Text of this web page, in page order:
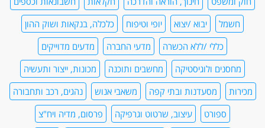
חשמל
יבוא /יצוא יופי וטיפוח
כלכלה, בנקאות ושוק ההון
כללי /ללא הכשרה
מדעי החברה
מדעים מדוייקים
מחסנים ולוגיסטיקה
מחשבים ותוכנה
מכונות, ייצור ותעשיה
מכירות
מסעדנות ובתי קפה משאבי אנוש
נהגים, רכב ותחבורה
ספורט
עיצוב, שרטוט וגרפיקה
פרסום, מדיה ויח"צ